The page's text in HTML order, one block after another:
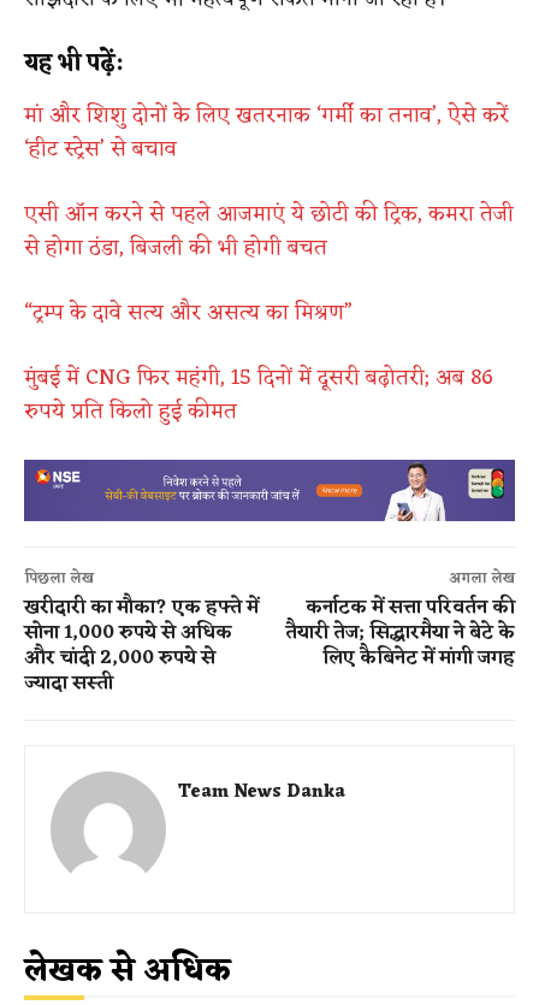
यह भी पढ़ें:
मां और शिशु दोनों के लिए खतरनाक ‘गर्मी का तनाव’, ऐसे करें
‘हीट स्ट्रेस’ से बचाव
एसी ऑन करने से पहले आजमाएं ये छोटी की ट्रिक, कमरा तेजी
से होगा ठंडा, बिजली की भी होगी बचत
“ट्रम्प के दावे सत्य और असत्य का मिश्रण”
मुंबई में CNG फिर महंगी, 15 दिनों में दूसरी बढ़ोतरी; अब 86
रुपये प्रति किलो हुई कीमत
पिछला लेख
खरीदारी का मौका? एक हफ्ते में
सोना 1,000 रुपये से अधिक
और चांदी 2,000 रुपये से
ज्यादा सस्ती
अगला लेख
कर्नाटक में सत्ता परिवर्तन की
तैयारी तेज; सिद्धारमैया ने बेटे के
लिए कैबिनेट में मांगी जगह
Team News Danka
लेखक से अधिक